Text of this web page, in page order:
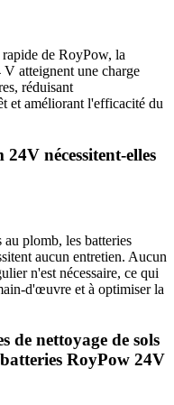
de RoyPow, la
atteignent une charge
réduisant
et améliorant l'efficacité du
nécessitent-elles
plomb, les batteries
aucun entretien. Aucun
n'est nécessaire, ce qui
d'œuvre et à optimiser la
de nettoyage de sols
RoyPow 24V